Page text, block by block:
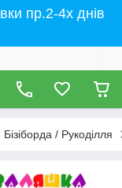
пр.2-4х днів
/ Рукоділля